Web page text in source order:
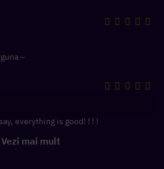
~
everything is good! ! ! !
Vezi mai mult